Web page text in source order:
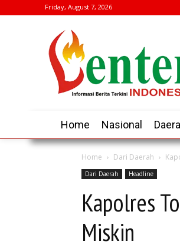
Friday, August 7, 2026
Home Nasional
Home Dari Daerah
Dari Daerah Headline
Kapolres
Miskin